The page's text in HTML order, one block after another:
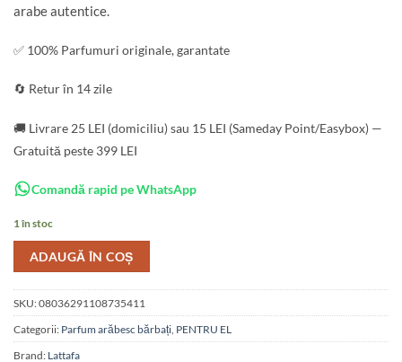
arabe autentice.
✅ 100% Parfumuri originale, garantate
🔄 Retur în 14 zile
🚚 Livrare 25 LEI (domiciliu) sau 15 LEI (Sameday Point/Easybox) —
Gratuită peste 399 LEI
Comandă rapid pe WhatsApp
1 în stoc
ADAUGĂ ÎN COȘ
SKU:08036291108735411
Categorii: Parfum arăbesc bărbați PENTRU EL
Brand: Lattafa